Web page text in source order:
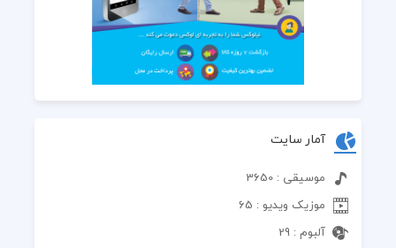
آمار سایت
موسیقی : 3650
موزیک ویدیو : 65
آلبوم : 29